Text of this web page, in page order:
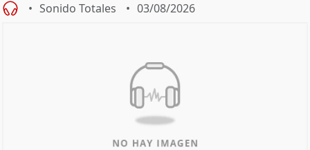
Sonido Totales 03/08/2026